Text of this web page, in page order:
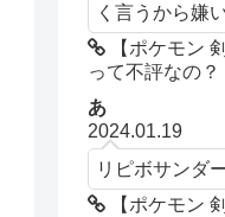
く言うから嫌
【ポケモン
って不評なの？
あ
2024.01.19
リピボサンダ
【ポケモン